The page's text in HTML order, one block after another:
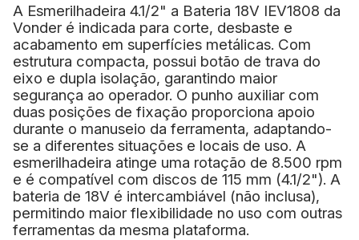
A Esmerilhadeira 4.1/2" a Bateria 18V IEV1808 da
Vonder é indicada para corte, desbaste e
acabamento em superfícies metálicas. Com
estrutura compacta, possui botão de trava do
eixo e dupla isolação, garantindo maior
segurança ao operador. O punho auxiliar com
duas posições de fixação proporciona apoio
durante o manuseio da ferramenta, adaptando-
se a diferentes situações e locais de uso. A
esmerilhadeira atinge uma rotação de 8.500 rpm
e é compatível com discos de 115 mm (4.1/2"). A
bateria de 18V é intercambiável (não inclusa),
permitindo maior flexibilidade no uso com outras
ferramentas da mesma plataforma.